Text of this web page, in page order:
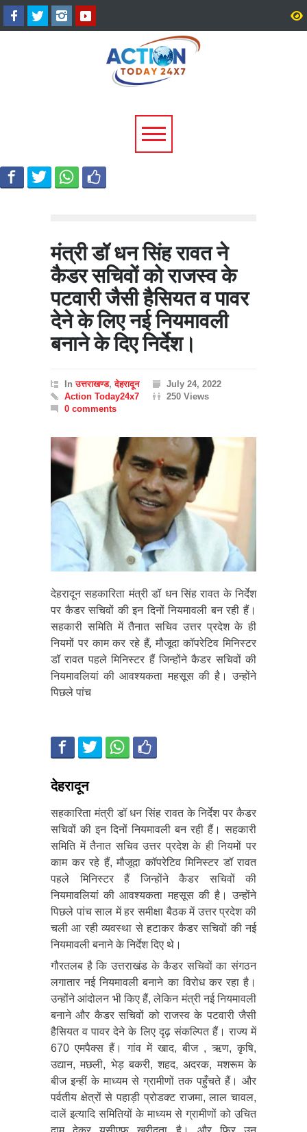
श्रीनगर में किराये के कमरे में मिला
बीए छात्र का शव, आत्महत्या की
आशंका; पुलिस जांच में जुटी
मंत्री डॉ धन सिंह रावत ने
कैडर सचिवों को राजस्व के
पटवारी जैसी हैसियत व पावर
देने के लिए नई नियमावली
बनाने के दिए निर्देश।
Inउत्तराखण्ड,देहरादून
July 24, 2022
Action Today24x7
250 Views
0 comments
देहरादून सहकारिता मंत्री डॉ धन सिंह रावत के निर्देश
पर कैडर सचिवों की इन दिनों नियमावली बन रही हैं।
सहकारी समिति में तैनात सचिव उत्तर प्रदेश के ही
नियमों पर काम कर रहे हैं, मौजूदा कॉपरेटिव मिनिस्टर
डॉ रावत पहले मिनिस्टर हैं जिन्होंने कैडर सचिवों की
नियमावलियां की आवश्यकता महसूस की है। उन्होंने
पिछले पांच
देहरादून
सहकारिता मंत्री डॉ धन सिंह रावत के निर्देश पर कैडर
सचिवों की इन दिनों नियमावली बन रही हैं। सहकारी
समिति में तैनात सचिव उत्तर प्रदेश के ही नियमों पर
काम कर रहे हैं, मौजूदा कॉपरेटिव मिनिस्टर डॉ रावत
पहले मिनिस्टर हैं जिन्होंने कैडर सचिवों की
नियमावलियां की आवश्यकता महसूस की है। उन्होंने
पिछले पांच साल में हर समीक्षा बैठक में उत्तर प्रदेश की
चली आ रही व्यवस्था से हटाकर कैडर सचिवों की नई
नियमावली बनाने के निर्देश दिए थे।
गौरतलब है कि उत्तराखंड के कैडर सचिवों का संगठन
लगातार नई नियमावली बनाने का विरोध कर रहा है।
उन्होंने आंदोलन भी किए हैं, लेकिन मंत्री नई नियमावली
बनाने और कैडर सचिवों को राजस्व के पटवारी जैसी
हैसियत व पावर देने के लिए दृढ़ संकल्पित हैं। राज्य में
670 एमपैक्स हैं। गांव में खाद, बीज , ऋण, कृषि,
उद्यान, मछली, भेड़ बकरी, शहद, अदरक, मशरूम के
बीज इन्हीं के माध्यम से ग्रामीणों तक पहुँचते हैं। और
पर्वतीय क्षेत्रों से पहाड़ी प्रोडक्ट राजमा, लाल चावल,
दालें इत्यादि समितियों के माध्यम से ग्रामीणों को उचित